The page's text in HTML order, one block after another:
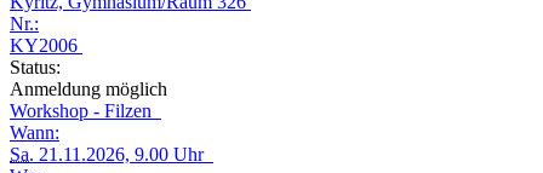
Nr.:
KY2006
Status:
Anmeldung möglich
Workshop - Filzen
Wann:
Sa. 21.11.2026, 9.00 Uhr